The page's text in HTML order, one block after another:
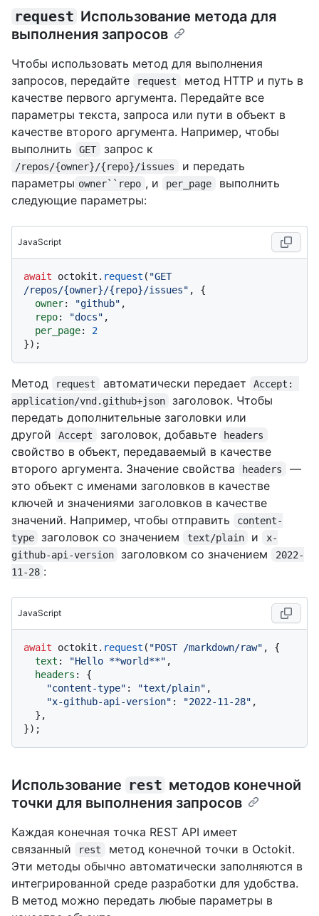
request Использование метода для
выполнения запросов
Чтобы использовать метод для выполнения
запросов, передайте
request
метод HTTP и путь в
качестве первого аргумента. Передайте все
параметры текста, запроса или пути в объект в
качестве второго аргумента. Например, чтобы
выполнить
GET запрос к
/repos/{owner}/{repo}/issues
и передать
параметры owner``repo , и per_page
выполнить
следующие параметры:
JavaScript
await octokit. request ( "GET
/repos/{owner}/{repo}/issues" , {
owner: "github" ,
repo: "docs" ,
per_page: 2
Метод request автоматически передает
Accept:
application/vnd.github+json
заголовок. Чтобы
передать дополнительные заголовки или
другой
Accept заголовок, добавьте headers
свойство в объект, передаваемый в качестве
второго аргумента. Значение свойства
headers
—
это объект с именами заголовков в качестве
ключей и значениями заголовков в качестве
значений. Например, чтобы отправить
content-
type
заголовок со значением text/plain и
x-
github-api-version
заголовком со значением
2022-
11-28 :
JavaScript
await octokit. request ( "POST /markdown/raw" , {
text : "Hello **world**" ,
headers : {
"content-type" : "text/plain" ,
"x-github-api-version" : "2022-11-28" ,
Использование rest методов конечной
точки для выполнения запросов
Каждая конечная точка REST API имеет
связанный
rest
метод конечной точки в Octokit.
Эти методы обычно автоматически заполняются в
интегрированной среде разработки для удобства.
В метод можно передать любые параметры в